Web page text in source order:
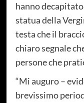
hanno
statua della
testa che il
chiaro segnale
persone che
“Mi auguro –
brevissimo